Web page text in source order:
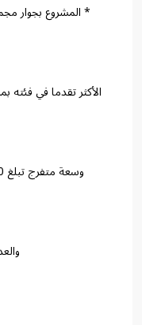
* المشروع بجوار